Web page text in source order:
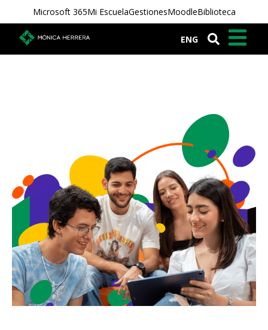
Microsoft 365Mi EscuelaGestionesMoodleBiblioteca
ENG